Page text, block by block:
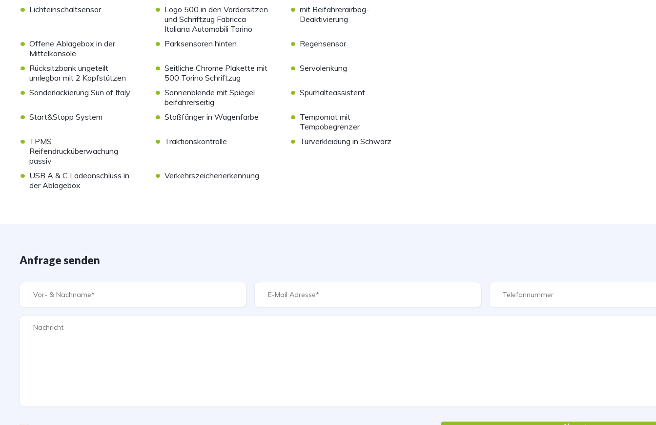
• Lichteinschaltsensor • Logo 500 in den Vordersitzen
und Schriftzug Fabricca
Italiana Automobili Torino
• mit Beifahrerairbag-
Deaktivierung
• Offene Ablagebox in der
Mittelkonsole
• Parksensoren hinten • Regensensor
• Rücksitzbank ungeteilt
umlegbar mit 2 Kopfstützen
• Seitliche Chrome Plakette mit
500 Torino Schriftzug
• Servolenkung
• Sonderlackierung Sun of Italy • Sonnenblende mit Spiegel
beifahrerseitig
• Spurhalteassistent
• Start&Stopp System • Stoßfänger in Wagenfarbe • Tempomat mit
Tempobegrenzer
• TPMS
Reifendrucküberwachung
passiv
• Traktionskontrolle • Türverkleidung in Schwarz
• USB A & C Ladeanschluss in
der Ablagebox
• Verkehrszeichenerkennung
Anfrage senden